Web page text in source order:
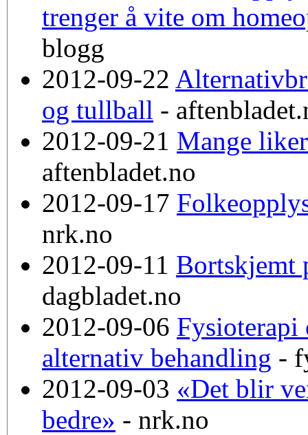
trenger å vite om
blogg
2012-09-22
og tullball -
2012-09-21 Mange
aftenbladet.no
2012-09-17
nrk.no
2012-09-11 Bortskjemt
dagbladet.no
2012-09-06 Fysioterapi
alternativ behandling -
2012-09-03 «Det blir
bedre» - nrk.no